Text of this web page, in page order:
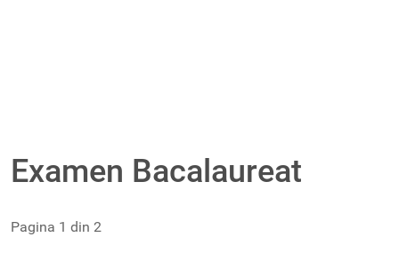
Examen Bacalaureat
Pagina 1 din 2